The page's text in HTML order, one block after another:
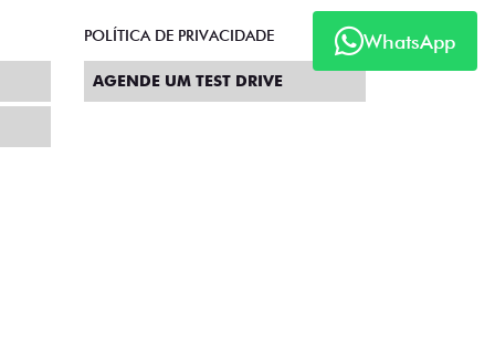
WhatsApp
POLÍTICA DE PRIVACIDADE
AGENDE UM TEST DRIVE